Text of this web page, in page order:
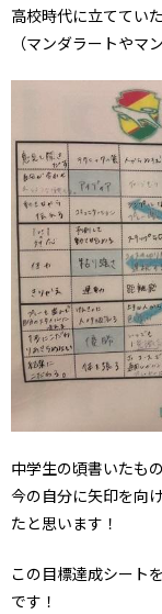
高校時代に立ててい
（マンダラートやマ
中学生の頃書いたも
今の自分に矢印を向
たと思います！
この目標達成シート
です！